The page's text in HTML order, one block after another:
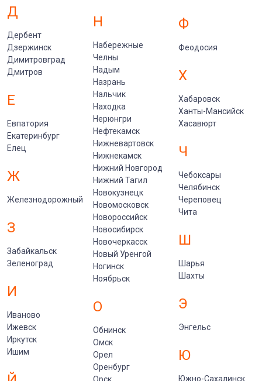
Д
Дербент
Дзержинск
Димитровград
Дмитров
Е
Евпатория
Екатеринбург
Елец
Ж
Железнодорожный
З
Забайкальск
Зеленоград
И
Иваново
Ижевск
Иркутск
Ишим
Н
Набережные
Челны
Надым
Назрань
Нальчик
Находка
Нерюнгри
Нефтекамск
Нижневартовск
Нижнекамск
Нижний Новгород
Нижний Тагил
Новокузнецк
Новомосковск
Новороссийск
Новосибирск
Новочеркасск
Новый Уренгой
Ногинск
Ноябрьск
О
Обнинск
Омск
Орел
Оренбург
Орск
Ф
Феодосия
Х
Хабаровск
Ханты-Мансийск
Хасавюрт
Ч
Чебоксары
Челябинск
Череповец
Чита
Ш
Шарья
Шахты
Э
Энгельс
Ю
Южно-Сахалинск